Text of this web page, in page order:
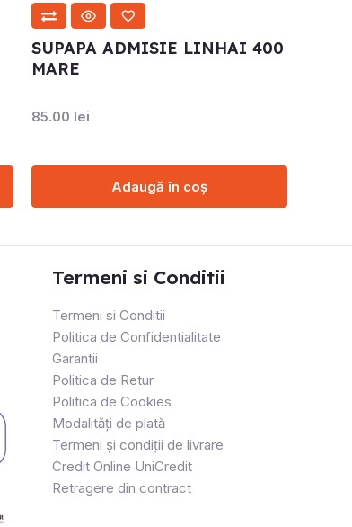
SUPAPA ADMISIE LINHAI 400
MARE
85.00 lei
Adaugă în coș
Termeni si Conditii
Termeni si Conditii
Politica de Confidentialitate
Garantii
Politica de Retur
Politica de Cookies
Modalități de plată
Termeni și condiții de livrare
Credit Online UniCredit
Retragere din contract